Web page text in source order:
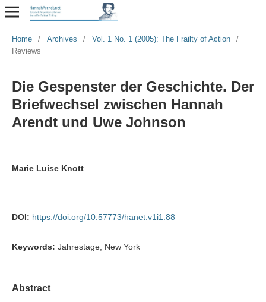
Home / Archives / Vol. 1 No. 1 (2005): The Frailty of Action
/
Reviews
Die Gespenster der Geschichte. Der
Briefwechsel zwischen Hannah
Arendt und Uwe Johnson
Marie Luise Knott
DOI: https://doi.org/10.57773/hanet.v1i1.88
Keywords: Jahrestage, New York
Abstract